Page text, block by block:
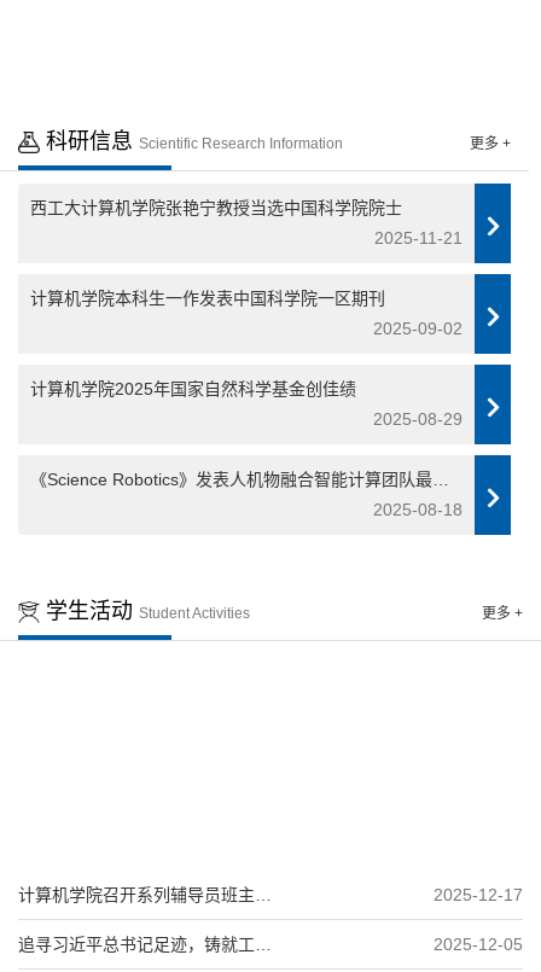
科研信息 Scientific Research Information 更多 +
西工大计算机学院张艳宁教授当选中国科学院院士
2025-11-21
计算机学院本科生一作发表中国科学院一区期刊
2025-09-02
计算机学院2025年国家自然科学基金创佳绩
2025-08-29
《Science Robotics》发表人机物融合智能计算团队最新
2025-08-18
学生活动 Student Activities 更多 +
计算机学院召开系列辅导员班主任
工作会议
2025-12-17
追寻习近平总书记足迹，铸就工业
2025-12-05